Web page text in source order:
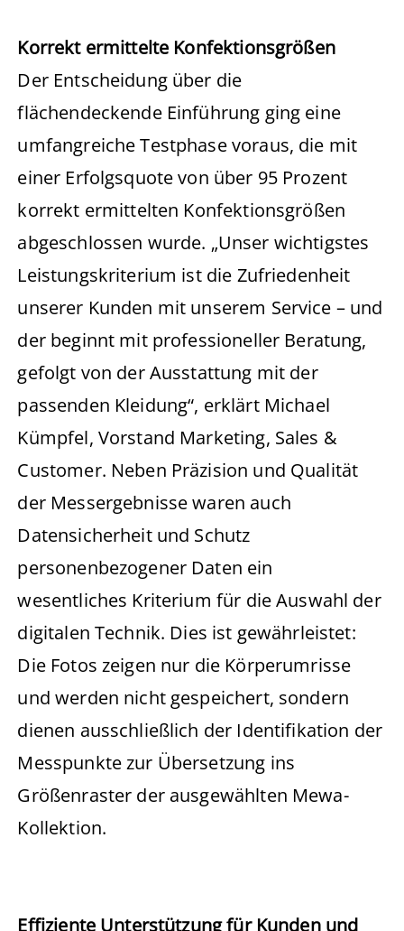
Korrekt ermittelte Konfektionsgrößen
Der Entscheidung über die
flächendeckende Einführung ging eine
umfangreiche Testphase voraus, die mit
einer Erfolgsquote von über 95 Prozent
korrekt ermittelten Konfektionsgrößen
abgeschlossen wurde. „Unser wichtigstes
Leistungskriterium ist die Zufriedenheit
unserer Kunden mit unserem Service – und
der beginnt mit professioneller Beratung,
gefolgt von der Ausstattung mit der
passenden Kleidung“, erklärt Michael
Kümpfel, Vorstand Marketing, Sales &
Customer. Neben Präzision und Qualität
der Messergebnisse waren auch
Datensicherheit und Schutz
personenbezogener Daten ein
wesentliches Kriterium für die Auswahl der
digitalen Technik. Dies ist gewährleistet:
Die Fotos zeigen nur die Körperumrisse
und werden nicht gespeichert, sondern
dienen ausschließlich der Identifikation der
Messpunkte zur Übersetzung ins
Größenraster der ausgewählten Mewa-
Kollektion.
Effiziente Unterstützung für Kunden und